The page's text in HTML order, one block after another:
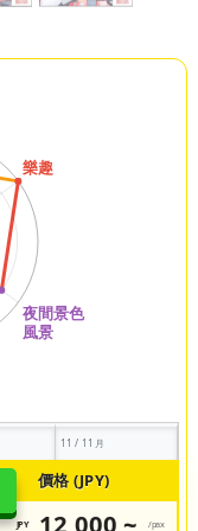
11 / 11月
價格 (JPY)
JPY 12,000 ~ /pax